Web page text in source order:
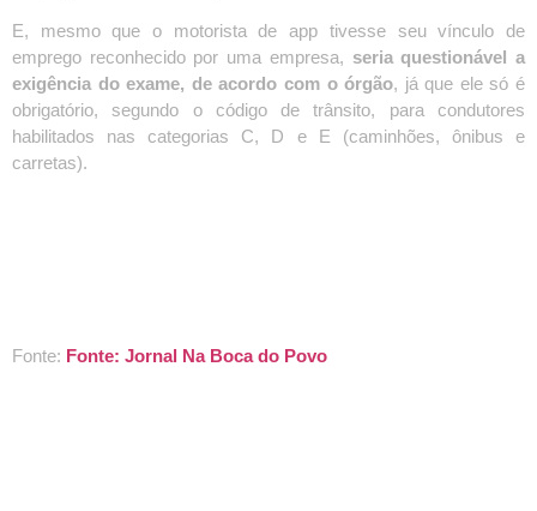
E, mesmo que o motorista de app tivesse seu vínculo de
emprego reconhecido por uma empresa, seria questionável a
exigência do exame, de acordo com o órgão, já que ele só é
obrigatório, segundo o código de trânsito, para condutores
habilitados nas categorias C, D e E (caminhões, ônibus e
carretas).
Fonte: Fonte: Jornal Na Boca do Povo